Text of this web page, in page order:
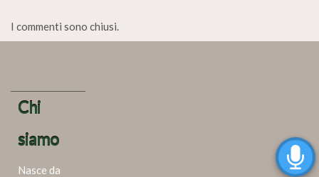
I commenti sono chiusi.
Chi
siamo
Nasce da